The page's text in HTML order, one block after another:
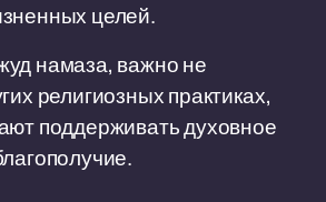
целей.
намаза, важно не
религиозных практиках,
поддерживать духовное